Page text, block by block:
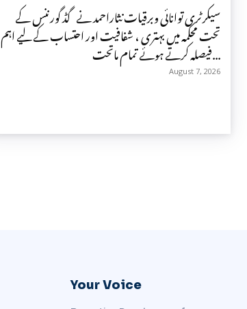
سیکرٹری توانائی وبرقیات نثاراحمد نے گڈ گورننس کے
تحت محکمہ میں بہتری ، شفافیت اور احتساب کے لیے اہم
فیصلہ کرتے ہوئے تمام ماتحت...
August 7, 2026
Your Voice